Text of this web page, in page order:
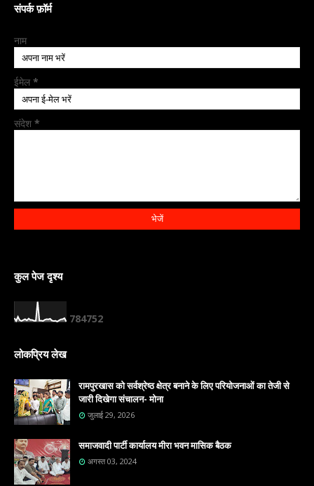
संपर्क फ़ॉर्म
नाम
ईमेल *
संदेश *
कुल पेज दृश्य
784752
लोकप्रिय लेख
रामपुरखास को सर्वश्रेष्ठ क्षेत्र बनाने के लिए परियोजनाओं का तेजी से
जारी दिखेगा संचालन- मोना
जुलाई 29, 2026
समाजवादी पार्टी कार्यालय मीरा भवन मासिक बैठक
अगस्त 03, 2024